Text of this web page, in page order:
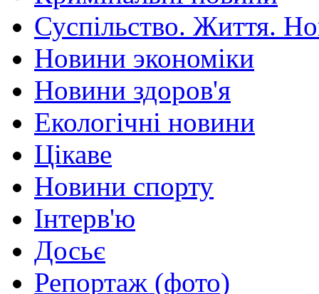
Суспільство. Життя.
Новини экономіки
Новини здоров'я
Екологічні новини
Цікаве
Новини спорту
Інтерв'ю
Досьє
Репортаж (фото)